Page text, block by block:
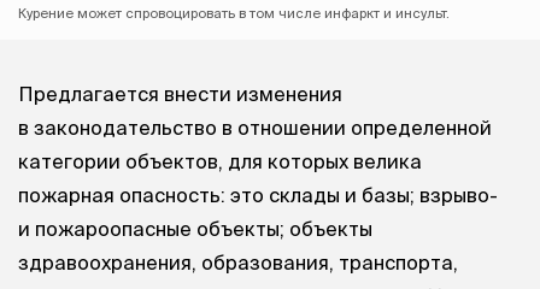
Курение может спровоцировать в том числе инфаркт и инсульт.
Предлагается внести изменения
в законодательство в отношении определенной
категории объектов, для которых велика
пожарная опасность: это склады и базы; взрыво-
и пожароопасные объекты; объекты
здравоохранения, образования, транспорта,